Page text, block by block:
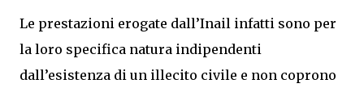
Le prestazioni erogate dall’Inail infatti sono per
la loro specifica natura indipendenti
dall’esistenza di un illecito civile e non coprono